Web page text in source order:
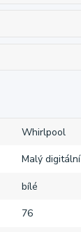
Whirlpool
Malý digitální
bílé
76